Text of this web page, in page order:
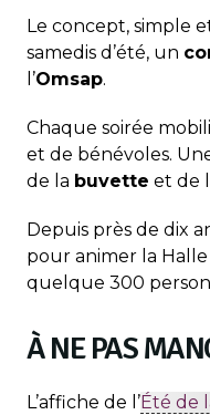
Le concept, simple
samedis d’été, un
l’Omsap.
Chaque soirée
et de bénévoles.
de la buvette et de
Depuis près de dix
pour animer la
quelque 300
À NE PAS
L’affiche de l’Été de